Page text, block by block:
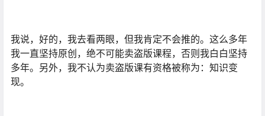
我说，好的，我去看两眼，但我肯定不会推的。这么多年
我一直坚持原创，绝不可能卖盗版课程，否则我白白坚持
多年。另外，我不认为卖盗版课有资格被称为：知识变
现。